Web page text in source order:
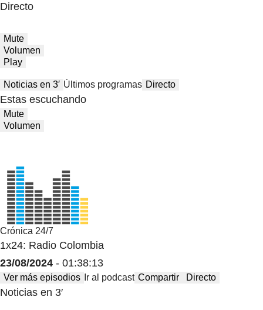
Directo
Mute
Volumen
Play
Noticias en 3′ Últimos programas Directo
Estas escuchando
Mute
Volumen
Crónica 24/7
1x24: Radio Colombia
23/08/2024 - 01:38:13
Ver más episodios Ir al podcast Compartir Directo
Noticias en 3′